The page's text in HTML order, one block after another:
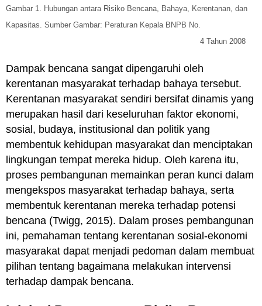
Gambar 1. Hubungan antara Risiko Bencana, Bahaya, Kerentanan, dan
Kapasitas. Sumber Gambar: Peraturan Kepala BNPB No.
4 Tahun 2008
Dampak bencana sangat dipengaruhi oleh
kerentanan masyarakat terhadap bahaya tersebut.
Kerentanan masyarakat sendiri bersifat dinamis yang
merupakan hasil dari keseluruhan faktor ekonomi,
sosial, budaya, institusional dan politik yang
membentuk kehidupan masyarakat dan menciptakan
lingkungan tempat mereka hidup. Oleh karena itu,
proses pembangunan memainkan peran kunci dalam
mengekspos masyarakat terhadap bahaya, serta
membentuk kerentanan mereka terhadap potensi
bencana (Twigg, 2015). Dalam proses pembangunan
ini, pemahaman tentang kerentanan sosial-ekonomi
masyarakat dapat menjadi pedoman dalam membuat
pilihan tentang bagaimana melakukan intervensi
terhadap dampak bencana.